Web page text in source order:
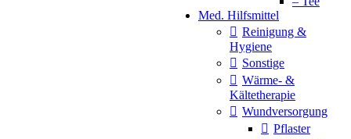
Med. Hilfsmittel
Reinigung &
Hygiene
Sonstige
Wärme- &
Kältetherapie
Wundversorgung
Pflaster